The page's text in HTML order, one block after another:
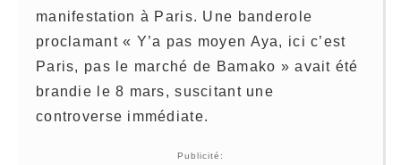
manifestation à Paris. Une banderole
proclamant « Y’a pas moyen Aya, ici c’est
Paris, pas le marché de Bamako » avait été
brandie le 8 mars, suscitant une
controverse immédiate.
Publicité: